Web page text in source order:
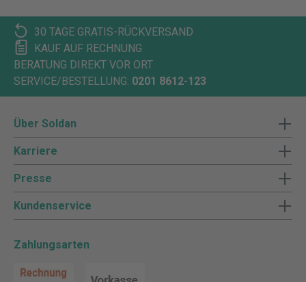
30 TAGE GRATIS-RÜCKVERSAND
KAUF AUF RECHNUNG
BERATUNG DIREKT VOR ORT
SERVICE/BESTELLUNG: 0201 8612-123
Über Soldan
Karriere
Presse
Kundenservice
Zahlungsarten